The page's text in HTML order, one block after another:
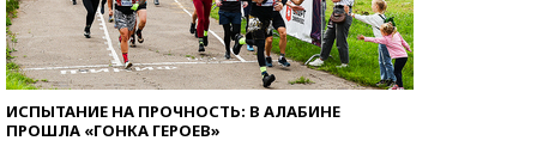
ИСПЫТАНИЕ НА ПРОЧНОСТЬ: В АЛАБИНЕ
ПРОШЛА «ГОНКА ГЕРОЕВ»